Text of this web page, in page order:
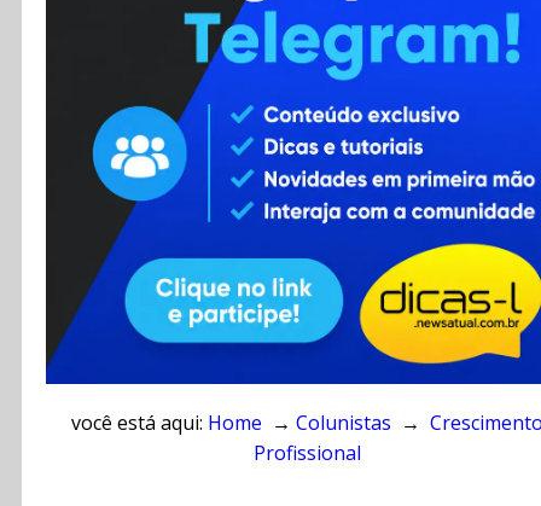
Contato
RSS
você está aqui: Home → Colunistas →
Profissional